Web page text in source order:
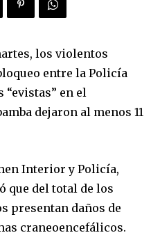
los violentos
entre la Policía
“evistas” en el
dejaron al menos 11
Interior y Policía,
que del total de los
presentan daños de
craneoencefálicos.